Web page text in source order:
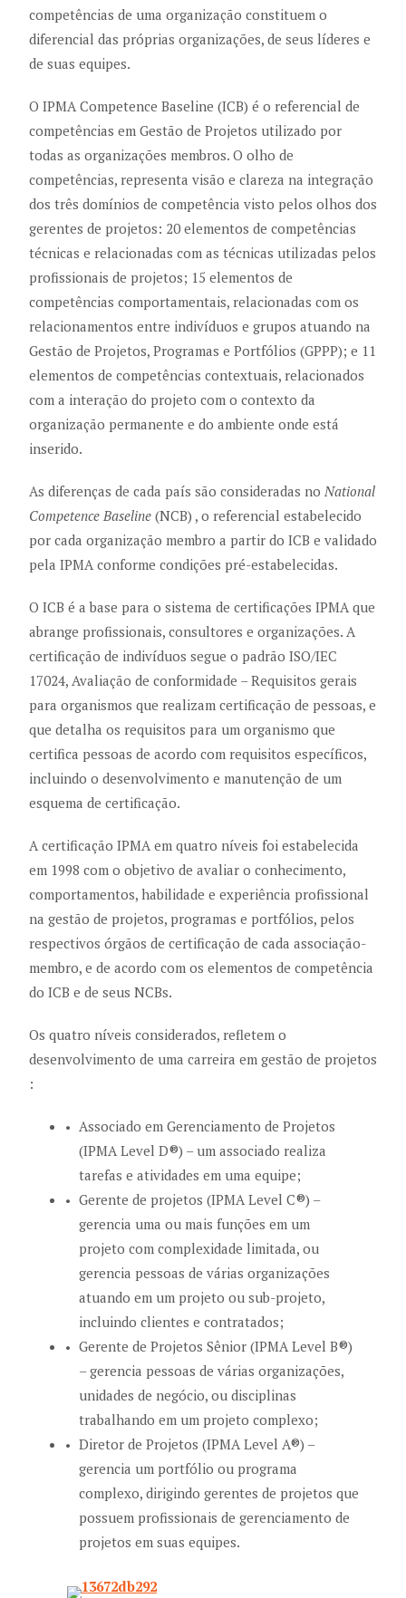
competências de uma organização constituem o
diferencial das próprias organizações, de seus líderes e
de suas equipes.
O IPMA Competence Baseline (ICB) é o referencial de
competências em Gestão de Projetos utilizado por
todas as organizações membros. O olho de
competências, representa visão e clareza na integração
dos três domínios de competência visto pelos olhos dos
gerentes de projetos: 20 elementos de competências
técnicas e relacionadas com as técnicas utilizadas pelos
profissionais de projetos; 15 elementos de
competências comportamentais, relacionadas com os
relacionamentos entre indivíduos e grupos atuando na
Gestão de Projetos, Programas e Portfólios (GPPP); e 11
elementos de competências contextuais, relacionados
com a interação do projeto com o contexto da
organização permanente e do ambiente onde está
inserido.
As diferenças de cada país são consideradas no National
Competence Baseline (NCB) , o referencial estabelecido
por cada organização membro a partir do ICB e validado
pela IPMA conforme condições pré-estabelecidas.
O ICB é a base para o sistema de certificações IPMA que
abrange profissionais, consultores e organizações. A
certificação de indivíduos segue o padrão ISO/IEC
17024, Avaliação de conformidade – Requisitos gerais
para organismos que realizam certificação de pessoas, e
que detalha os requisitos para um organismo que
certifica pessoas de acordo com requisitos específicos,
incluindo o desenvolvimento e manutenção de um
esquema de certificação.
A certificação IPMA em quatro níveis foi estabelecida
em 1998 com o objetivo de avaliar o conhecimento,
comportamentos, habilidade e experiência profissional
na gestão de projetos, programas e portfólios, pelos
respectivos órgãos de certificação de cada associação-
membro, e de acordo com os elementos de competência
do ICB e de seus NCBs.
Os quatro níveis considerados, refletem o
desenvolvimento de uma carreira em gestão de projetos
:
Associado em Gerenciamento de Projetos
(IPMA Level D®) – um associado realiza
tarefas e atividades em uma equipe;
Gerente de projetos (IPMA Level C®) –
gerencia uma ou mais funções em um
projeto com complexidade limitada, ou
gerencia pessoas de várias organizações
atuando em um projeto ou sub-projeto,
incluindo clientes e contratados;
Gerente de Projetos Sênior (IPMA Level B®)
– gerencia pessoas de várias organizações,
unidades de negócio, ou disciplinas
trabalhando em um projeto complexo;
Diretor de Projetos (IPMA Level A®) –
gerencia um portfólio ou programa
complexo, dirigindo gerentes de projetos que
possuem profissionais de gerenciamento de
projetos em suas equipes.